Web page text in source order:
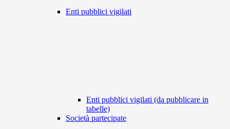
Enti pubblici vigilati
Enti pubblici vigilati (da pubblicare in
tabelle)
Società partecipate